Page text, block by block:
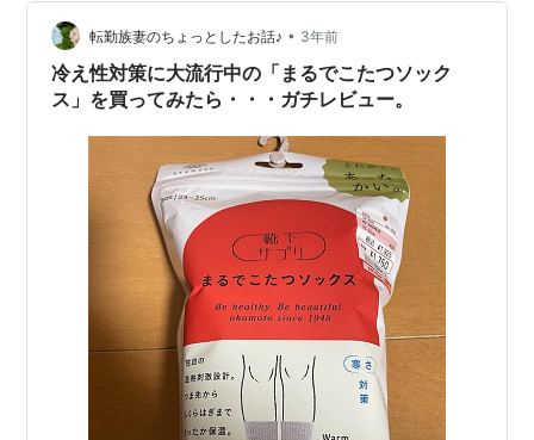
ンを楽しんでいただけます。 ご自宅用に又プレゼントに
も喜ばれるアイテムです。 pikku-suosikki.com pikku…
転勤族妻のちょっとしたお話♪ • 3年前
冷え性対策に大流行中の「まるでこたつソック
ス」を買ってみたら・・・ガチレビュー。